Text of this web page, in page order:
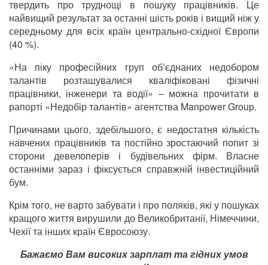
твердить про труднощі в пошуку працівників. Це
найвищий результат за останні шість років і вищий ніж у
середньому для всіх країн центрально-східної Європи
(40 %).
«На піку професійних груп об’єднаних недобором
талантів розташувалися кваліфіковані фізичні
працівники, інженери та водії» – можна прочитати в
рапорті «Недобір талантів» агентства Manpower Group.
Причинами цього, здебільшого, є недостатня кількість
навчених працівників та постійно зростаючий попит зі
сторони девелоперів і будівельних фірм. Власне
останніми зараз і фіксується справжній інвестиційний
бум.
Крім того, не варто забувати і про поляків, які у пошуках
кращого життя вирушили до Великобританії, Німеччини,
Чехії та інших країн Євросоюзу.
Бажаємо Вам високих зарплат та гідних умов